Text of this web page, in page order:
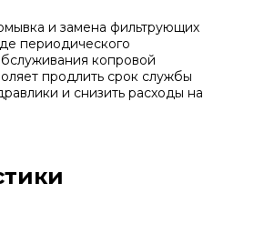
и замена фильтрующих
периодического
копровой
продлить срок службы
и снизить расходы на